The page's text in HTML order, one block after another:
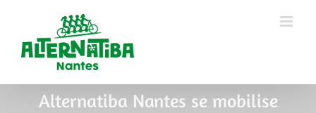
Alternatiba Nantes se mobilise